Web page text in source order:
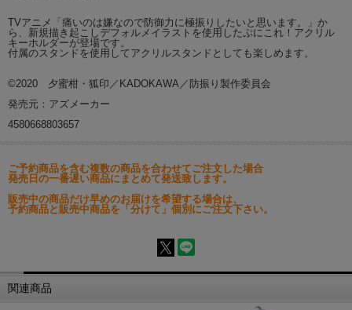
TVアニメ「痛いのは嫌なので防御力に極振りしたいと思います。」か
ら、新規描き起こしデフォルメイラストを使用したぷにこれ！アクリル
キーホルダーが登場です。
付属のスタンドを使用してアクリルスタンドとしても楽しめます。
©2020 夕蜜柑・狐印／KADOKAWA／防振り製作委員会
発売元：アズメーカー
4580668803657
ご予約商品を含む複数の商品を合わせてご注文した場合
発売日の一番遅い商品にまとめて発送致します。
販売中の商品だけ早めのお届けを希望する場合は、
予約商品と販売中商品を「分けて」個別にご注文下さい。
関連商品